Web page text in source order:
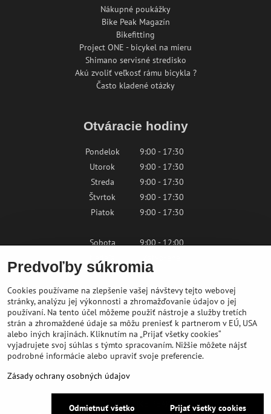
Nákupné poukážky
Bike Peak Magazín
Bikefitting
Project ONE - bicykel na mieru
Shimano servisné stredisko
Akú zvoliť veľkosť rámu bicykla ?
Často kladené otázky
Otváracie hodiny
Pondelok
9:00 - 17:30
Utorok
9:00 - 17:30
Streda
9:00 - 17:30
Štvrtok
9:00 - 17:30
Piatok
9:00 - 17:30
Sobota
9:00 - 12:00
Kontaktujte nás
shop@bikepeak.sk
+421 46 549 23 32
Navigovať do predajne
© 2026 BIKE PEAK
Predvoľby súkromia
Cookies používame na zlepšenie vašej návštevy tejto webovej
stránky, analýzu jej výkonnosti a zhromažďovanie údajov o jej
používaní. Na tento účel môžeme použiť nástroje a služby tretích
strán a zhromaždené údaje sa môžu preniesť k partnerom v EÚ, USA
alebo iných krajinách. Kliknutím na „Prijať všetky cookies“
vyjadrujete svoj súhlas s týmto spracovaním. Nižšie môžete nájsť
podrobné informácie alebo upraviť svoje preferencie.
Zásady ochrany osobných údajov
Prijať všetky cookies
Odmietnuť všetko